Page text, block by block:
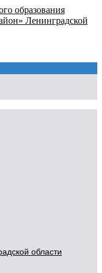
образования
Ленинградской
области